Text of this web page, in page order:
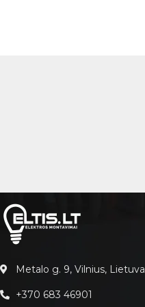
Metalo g. 9, Vilnius, Lietuva
+370 683 46901